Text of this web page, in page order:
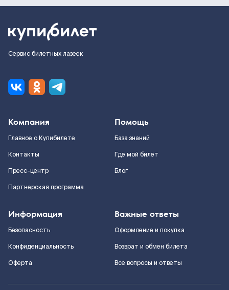
Сервис билетных лазеек
Компания
Главное о Купибилете
Контакты
Пресс-центр
Партнерская программа
Помощь
База знаний
Где мой билет
Блог
Информация
Безопасность
Конфиденциальность
Оферта
Важные ответы
Оформление и покупка
Возврат и обмен билета
Все вопросы и ответы